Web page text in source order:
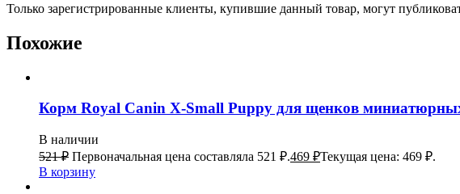
Только зарегистрированные клиенты, купившие данный товар, могут
Похожие
Корм Royal Canin X-Small Puppy для щенков
В наличии
521₽ Первоначальная цена составляла 521 ₽.469 ₽Текущая цена: 469 ₽.
В корзину